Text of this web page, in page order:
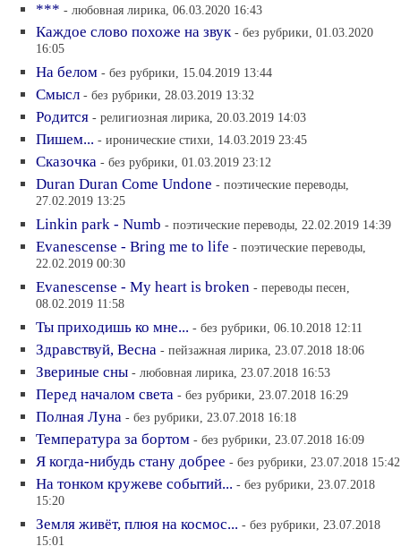
*** - любовная лирика, 06.03.2020 16:43
Каждое слово похоже на звук - без рубрики, 01.03.2020
16:05
На белом - без рубрики, 15.04.2019 13:44
Смысл - без рубрики, 28.03.2019 13:32
Родится - религиозная лирика, 20.03.2019 14:03
Пишем... - иронические стихи, 14.03.2019 23:45
Сказочка - без рубрики, 01.03.2019 23:12
Duran Duran Come Undone - поэтические переводы,
27.02.2019 13:25
Linkin park - Numb - поэтические переводы, 22.02.2019 14:39
Evanescense - Bring me to life - поэтические переводы,
22.02.2019 00:30
Evanescense - My heart is broken - переводы песен,
08.02.2019 11:58
Ты приходишь ко мне... - без рубрики, 06.10.2018 12:11
Здравствуй, Весна - пейзажная лирика, 23.07.2018 18:06
Звериные сны - любовная лирика, 23.07.2018 16:53
Перед началом света - без рубрики, 23.07.2018 16:29
Полная Луна - без рубрики, 23.07.2018 16:18
Температура за бортом - без рубрики, 23.07.2018 16:09
Я когда-нибудь стану добрее - без рубрики, 23.07.2018 15:42
На тонком кружеве событий... - без рубрики, 23.07.2018
15:20
Земля живёт, плюя на космос... - без рубрики, 23.07.2018
15:01